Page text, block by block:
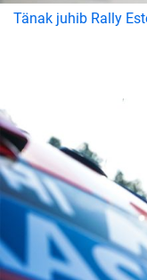
Tänak juhib Rally